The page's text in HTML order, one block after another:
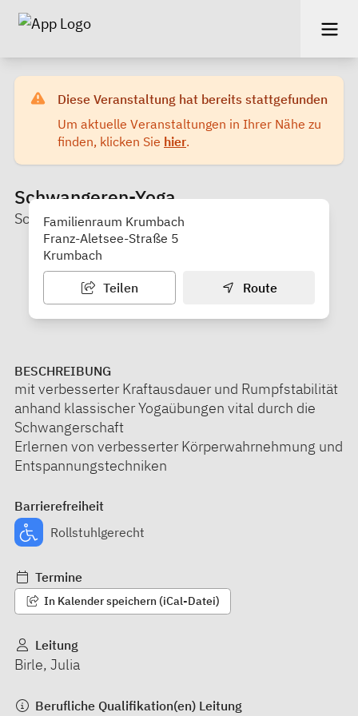
Diese Veranstaltung hat bereits stattgefunden
Um aktuelle Veranstaltungen in Ihrer Nähe zu
finden, klicken Sie hier.
Schwangeren-Yoga
Schwangeren Yoga mit Julia
Familienraum Krumbach
Franz-Aletsee-Straße 5
Krumbach
Teilen Route
BESCHREIBUNG
mit verbesserter Kraftausdauer und Rumpfstabilität
anhand klassischer Yogaübungen vital durch die
Schwangerschaft
Erlernen von verbesserter Körperwahrnehmung und
Entspannungstechniken
Barrierefreiheit
Rollstuhlgerecht
Termine
In Kalender speichern (iCal-Datei)
Leitung
Birle, Julia
Berufliche Qualifikation(en) Leitung